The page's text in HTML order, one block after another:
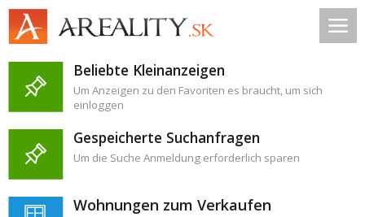
Beliebte Kleinanzeigen
Um Anzeigen zu den Favoriten es braucht, um sich
einloggen
Gespeicherte Suchanfragen
Um die Suche Anmeldung erforderlich sparen
Wohnungen zum Verkaufen